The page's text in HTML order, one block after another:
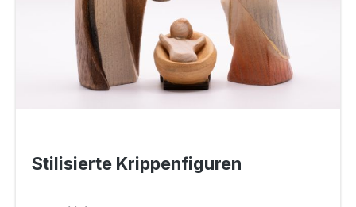
Stilisierte Krippenfiguren